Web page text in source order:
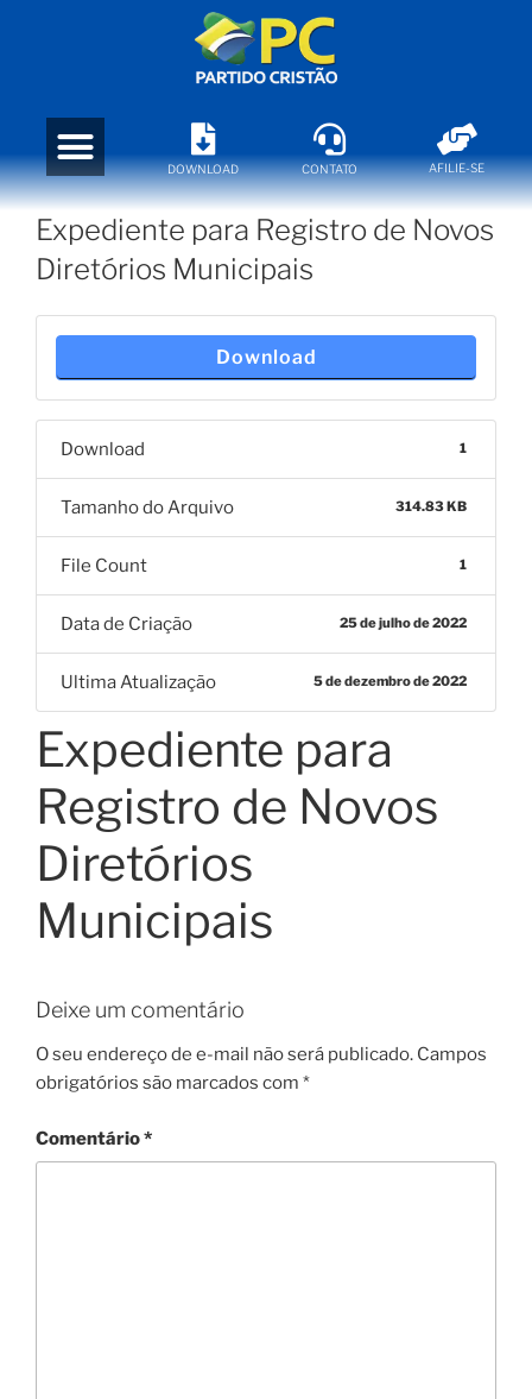
DOWNLOAD CONTATO AFILIE-SE
Expediente para Registro de Novos
Diretórios Municipais
Download
Download 1
Tamanho do Arquivo 314.83 KB
File Count 1
Data de Criação 25 de julho de 2022
Ultima Atualização 5 de dezembro de 2022
Expediente para
Registro de Novos
Diretórios
Municipais
Deixe um comentário
O seu endereço de e-mail não será publicado. Campos
obrigatórios são marcados com *
Comentário*